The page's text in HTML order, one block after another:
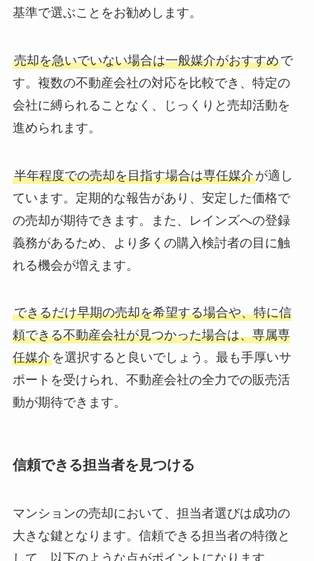
基準で選ぶことをお勧めします。
売却を急いでいない場合は一般媒介がおすすめで
す。複数の不動産会社の対応を比較でき、特定の
会社に縛られることなく、じっくりと売却活動を
進められます。
半年程度での売却を目指す場合は専任媒介が適し
ています。定期的な報告があり、安定した価格で
の売却が期待できます。また、レインズへの登録
義務があるため、より多くの購入検討者の目に触
れる機会が増えます。
できるだけ早期の売却を希望する場合や、特に信
頼できる不動産会社が見つかった場合は、専属専
任媒介を選択すると良いでしょう。最も手厚いサ
ポートを受けられ、不動産会社の全力での販売活
動が期待できます。
信頼できる担当者を見つける
マンションの売却において、担当者選びは成功の
大きな鍵となります。信頼できる担当者の特徴と
して、以下のような点がポイントになります。